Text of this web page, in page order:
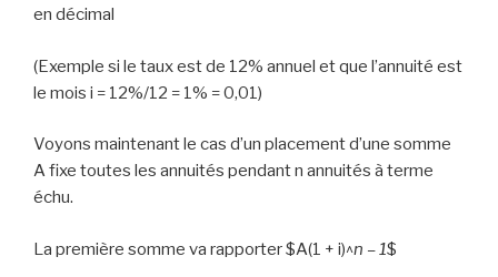
en décimal
(Exemple si le taux est de 12% annuel et que l’annuité est
le mois i = 12%/12 = 1% = 0,01)
Voyons maintenant le cas d’un placement d’une somme
A fixe toutes les annuités pendant n annuités à terme
échu.
La première somme va rapporter$A(1 + i)^n – 1$